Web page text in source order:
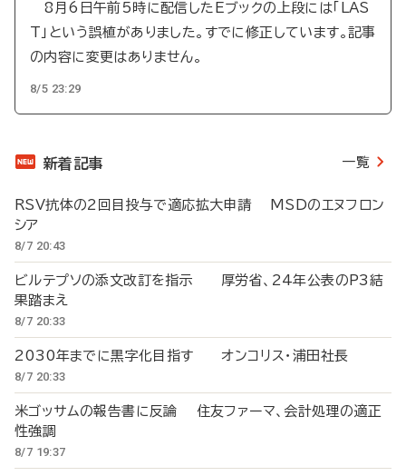
8月6日午前5時に配信したEブックの上段には「LAS
T」という誤植がありました。すでに修正しています。記事
の内容に変更はありません。
8/5 23:29
新着記事 一覧
RSV抗体の2回目投与で適応拡大申請 MSDのエヌフロン
シア
8/7 20:43
ビルテプソの添文改訂を指示 厚労省、24年公表のP3結
果踏まえ
8/7 20:33
2030年までに黒字化目指す オンコリス・浦田社長
8/7 20:33
米ゴッサムの報告書に反論 住友ファーマ、会計処理の適正
性強調
8/7 19:37